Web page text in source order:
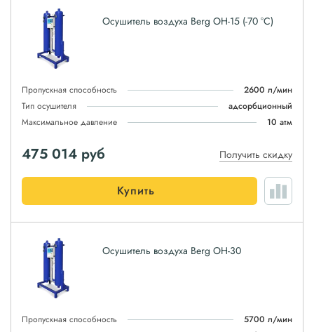
Осушитель воздуха Berg ОН-15 (-70 °С)
Пропускная способность
2600 л/мин
Тип осушителя
адсорбционный
Максимальное давление
10 атм
475 014 руб Получить скидку
Купить
Осушитель воздуха Berg ОН-30
Пропускная способность
5700 л/мин